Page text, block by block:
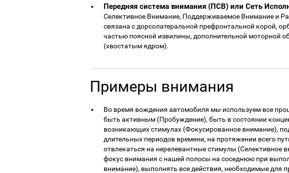
Передняя система внимания (ПСВ) или Сеть
Селективное Внимание, Поддерживаемое Внимание и
связана с дорсолатеральной префронтальной корой,
частью поясной извилины, дополнительной моторной
(хвостатым ядром).
Примеры внимания
Во время вождения автомобиля мы используем все
быть активным (Пробуждение), быть в состоянии
возникающих стимулах (Фокусированное внимание),
длительных периодов времени, на протяжении всего
отвлекаться на нерелевантные стимулы (Селективное
фокус внимания с нашей полосы на соседнюю при
внимание), выполнять все действия, необходимые для